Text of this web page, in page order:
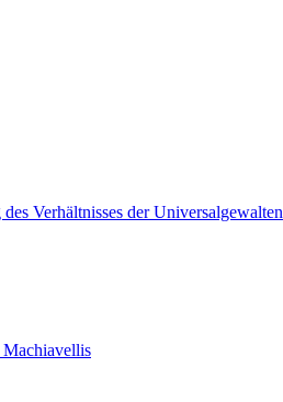
Verhältnisses der Universalgewalten
Machiavellis